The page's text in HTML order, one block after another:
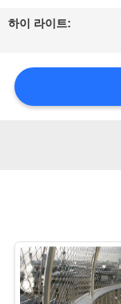
여
품
연
락
하이 라이트: